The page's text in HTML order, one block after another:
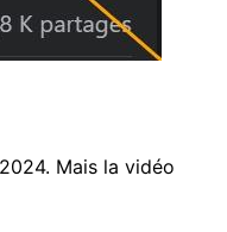
Mais la vidéo